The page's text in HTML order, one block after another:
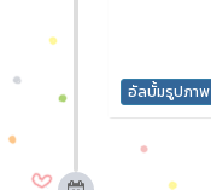
อัลบั้มรูปภาพ